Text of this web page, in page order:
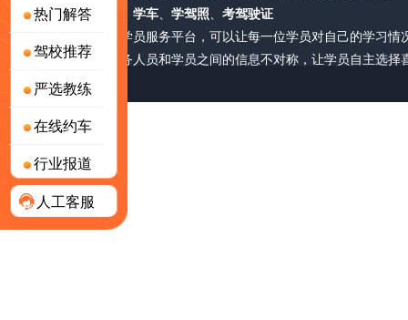
热门解答
驾校推荐
严选教练
在线约车
行业报道
人工客服
考驾照、驾校报名 学车、 学驾照、 考驾驶证
派学车耗巨资研发学员服务平台，可以让每一位学员对自己的学习
破长期以来驾校服务人员和学员之间的信息不对称，让学员自主选
号-2 版权所有 © 上海林怀网络科技有限公司